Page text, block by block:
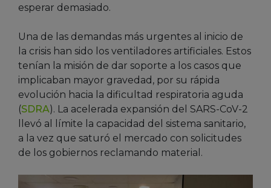
esperar demasiado.
Una de las demandas más urgentes al inicio de
la crisis han sido los ventiladores artificiales. Estos
tenían la misión de dar soporte a los casos que
implicaban mayor gravedad, por su rápida
evolución hacia la dificultad respiratoria aguda
(SDRA). La acelerada expansión del SARS-CoV-2
llevó al límite la capacidad del sistema sanitario,
a la vez que saturó el mercado con solicitudes
de los gobiernos reclamando material.